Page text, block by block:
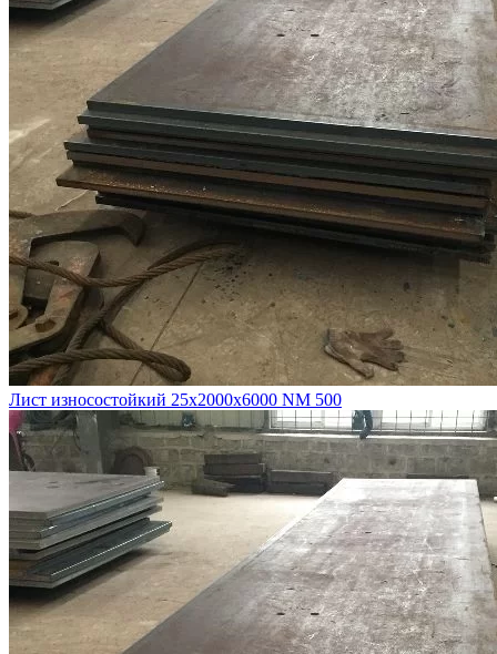
Лист износостойкий 25х2000х6000 NM 500